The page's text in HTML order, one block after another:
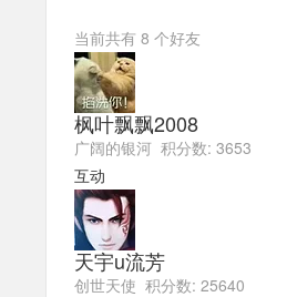
络
当前共有 8 个好友
枫叶飘飘2008
广阔的银河 积分数: 3653
互动
天宇u流芳
创世天使 积分数: 25640